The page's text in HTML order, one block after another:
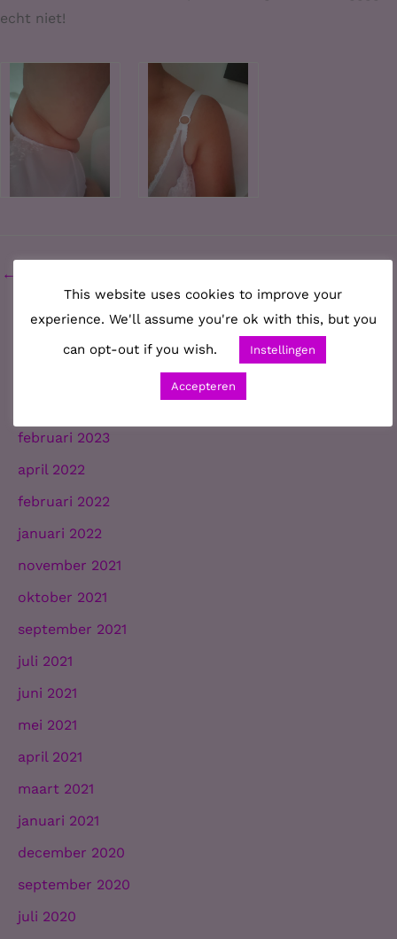
echt niet!
←
februari 2023
april 2022
februari 2022
januari 2022
november 2021
oktober 2021
september 2021
juli 2021
juni 2021
mei 2021
april 2021
maart 2021
januari 2021
december 2020
september 2020
juli 2020
This website uses cookies to improve your
experience. We'll assume you're ok with this, but you
can opt-out if you wish.
Instellingen
Accepteren